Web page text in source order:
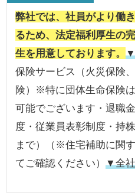
弊社では、社員がより働
るため、法定福利厚生の
生を用意しております。▼
保険サービス（火災保険
険）※特に団体生命保険
可能でございます・退職
度・従業員表彰制度・持
まで）（※住宅補助に関
てご確認ください）▼全